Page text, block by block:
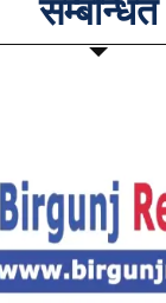
सम्बन्धित